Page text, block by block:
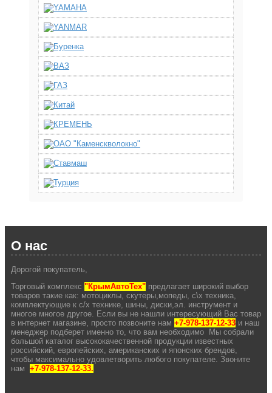
О нас
Дорогой покупатель,
Торговый комплекс "КрымАвтоТех" предлагает широкий выбор
товаров такие как: мотоциклы, скутеры,мопеды, с\х техника,
комплектующие к с/х технике, шины, диски,эл. инструмент и
многое многое другое. Если вы не нашли интересующий Вас товар
в интернет магазине, просто позвоните нам +7-978-137-12-33 и наш
менеджер подберет именно то, что вам необходимо Мы собрали
большой каталог высококачественной продукции известных
российский, европейских, американских и японских брендов,
чтобы максимально удовлетворить любого покупателе. Звоните
нам +7-978-137-12-33.